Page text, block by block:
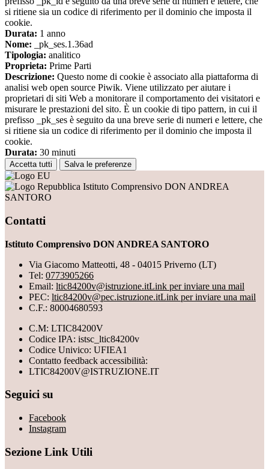
si ritiene sia un codice di riferimento per il dominio che imposta il
cookie.
Durata: 1 anno
Nome: _pk_ses.1.36ad
Tipologia: analitico
Proprieta: Prime Parti
Descrizione: Questo nome di cookie è associato alla piattaforma di
analisi web open source Piwik. Viene utilizzato per aiutare i
proprietari di siti Web a monitorare il comportamento dei visitatori e
misurare le prestazioni del sito. È un cookie di tipo pattern, in cui il
prefisso _pk_ses è seguito da una breve serie di numeri e lettere, che
si ritiene sia un codice di riferimento per il dominio che imposta il
cookie.
Durata: 30 minuti
Accetta tutti Salva le preferenze
Istituto Comprensivo DON ANDREA
SANTORO
Contatti
Istituto Comprensivo DON ANDREA SANTORO
Via Giacomo Matteotti, 48 - 04015 Priverno (LT)
Tel: 0773905266
Email: ltic84200v@istruzione.itLink per inviare una mail
PEC: ltic84200v@pec.istruzione.itLink per inviare una mail
C.F.: 80004680593
C.M: LTIC84200V
Codice IPA: istsc_ltic84200v
Codice Univico: UFIEA1
Contatto feedback accessibilità:
LTIC84200V@ISTRUZIONE.IT
Seguici su
Facebook
Instagram
Sezione Link Utili